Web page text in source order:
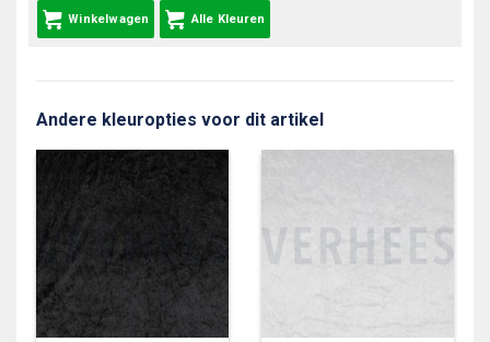
Winkelwagen Alle Kleuren
Andere kleuropties voor dit artikel